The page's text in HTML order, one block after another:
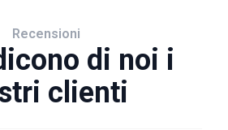
Recensioni
di noi i
clienti